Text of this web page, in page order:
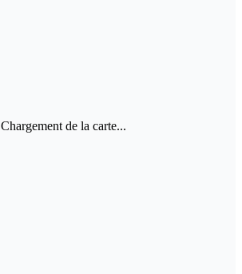
Chargement de la carte...